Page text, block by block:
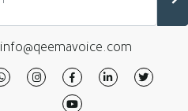
info@qeemavoice.com